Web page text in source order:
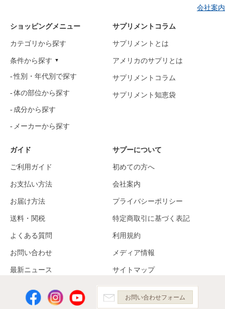
会社案内
ショッピングメニュー
カテゴリから探す
条件から探す
性別・年代別で探す
体の部位から探す
成分から探す
メーカーから探す
ガイド
ご利用ガイド
お支払い方法
お届け方法
送料・関税
よくある質問
お問い合わせ
最新ニュース
サプリメントコラム
サプリメントとは
アメリカのサプリとは
サプリメントコラム
サプリメント知恵袋
サプーについて
初めての方へ
会社案内
プライバシーポリシー
特定商取引に基づく表記
利用規約
メディア情報
サイトマップ
お問い合わせフォーム